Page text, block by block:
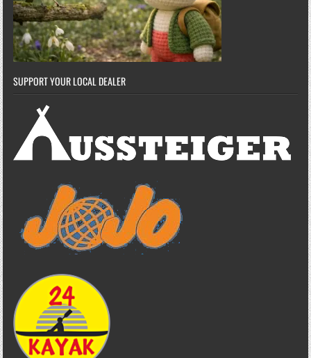
SUPPORT YOUR LOCAL DEALER